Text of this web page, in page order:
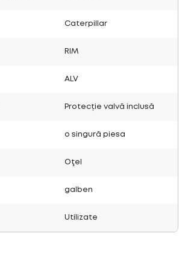
Caterpillar
RIM
ALV
Protecție valvă inclusă
o singură piesa
Oţel
galben
Utilizate